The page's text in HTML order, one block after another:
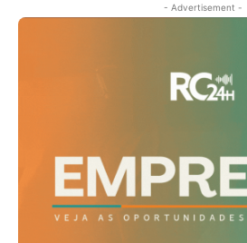
- Advertisement -